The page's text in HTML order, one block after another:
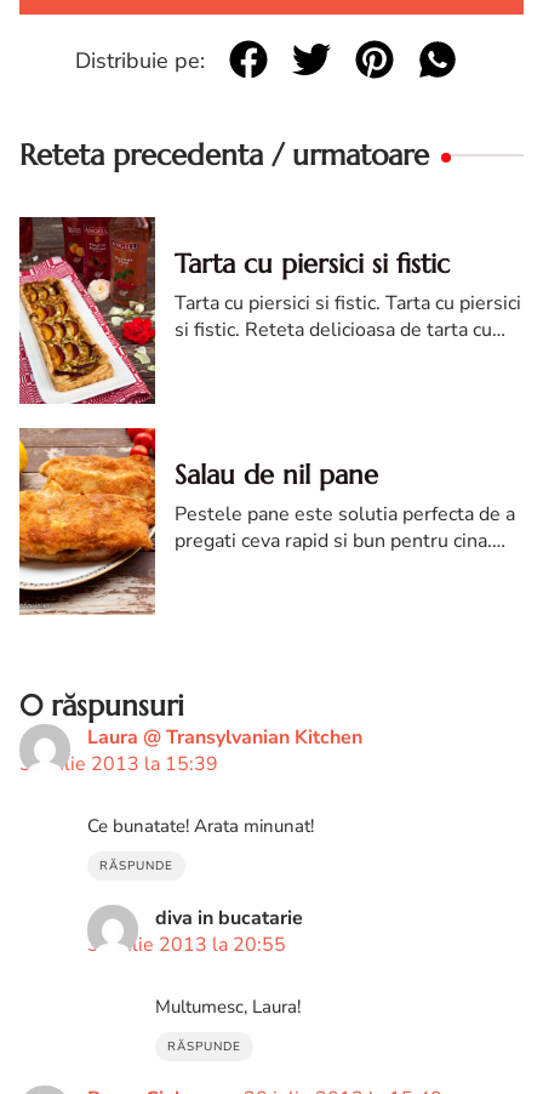
Distribuie pe:
Reteta precedenta / urmatoare
Tarta cu piersici si fistic
Tarta cu piersici si fistic. Tarta cu piersici
si fistic. Reteta delicioasa de tarta cu
Salau de nil pane
Pestele pane este solutia perfecta de a
pregati ceva rapid si bun pentru cina.
0 răspunsuri
Laura @ Transylvanian Kitchen
30 iulie 2013 la 15:39
Ce bunatate! Arata minunat!
RĂSPUNDE
diva in bucatarie
30 iulie 2013 la 20:55
Multumesc, Laura!
RĂSPUNDE